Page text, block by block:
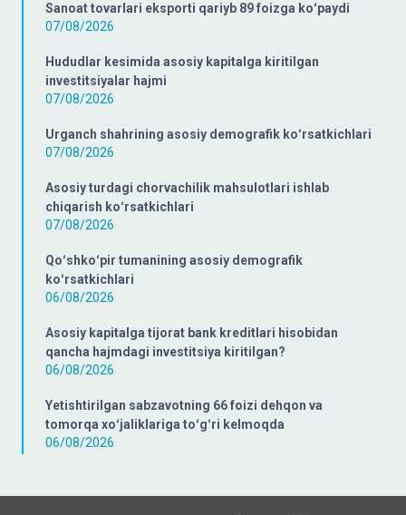
Sanoat tovarlari eksporti qariyb 89 foizga koʻpaydi
07/08/2026
Hududlar kesimida asosiy kapitalga kiritilgan
investitsiyalar hajmi
07/08/2026
Urganch shahrining asosiy demografik koʻrsatkichlari
07/08/2026
Asosiy turdagi chorvachilik mahsulotlari ishlab
chiqarish koʻrsatkichlari
07/08/2026
Qoʻshkoʻpir tumanining asosiy demografik
koʻrsatkichlari
06/08/2026
Asosiy kapitalga tijorat bank kreditlari hisobidan
qancha hajmdagi investitsiya kiritilgan?
06/08/2026
Yetishtirilgan sabzavotning 66 foizi dehqon va
tomorqa xoʻjaliklariga toʻgʻri kelmoqda
06/08/2026